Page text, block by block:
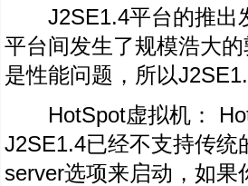
J2SE1.4平台的推出发
平台间发生了规模浩大
是性能问题，所以
HotSpot虚拟机：
J2SE1.4已经不支持传
server选项来启动，如